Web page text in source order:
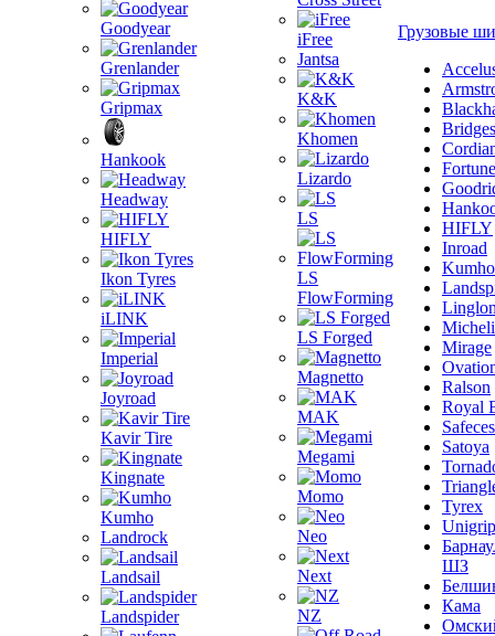
Goodyear
Grenlander
Gripmax
Hankook
Headway
HIFLY
Ikon Tyres
iLINK
Imperial
Joyroad
Kavir Tire
Kingnate
Kumho
Landrock
Landsail
Landspider
iFree
Jantsa
K&K
Khomen
Lizardo
LS
LS
FlowForming
LS Forged
Magnetto
MAK
Megami
Momo
Neo
Next
NZ
Грузовые
Fortune
HIFLY
Inroad
Kumho
Mirage
Ralson
Royal
Satoya
Tyrex
Unigrip
ШЗ
Кама